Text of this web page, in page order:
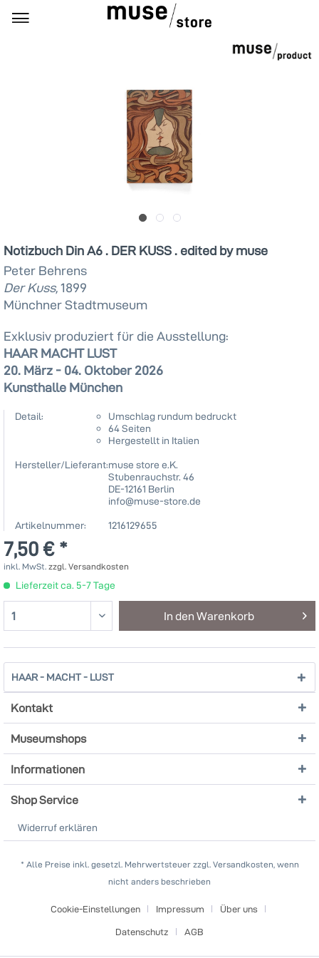
Notizbuch Din A6 . DER KUSS . edited by muse
Peter Behrens
Der Kuss,1899
Münchner Stadtmuseum
Exklusiv produziert für die Ausstellung:
HAAR MACHT LUST
20. März - 04. Oktober 2026
Kunsthalle München
Detail:
Umschlag rundum bedruckt
64 Seiten
Hergestellt in Italien
Hersteller/Lieferant:muse store e.K.
Stubenrauchstr. 46
DE-12161 Berlin
info@muse-store.de
Artikelnummer:
1216129655
7,50 € *
inkl. MwSt. zzgl. Versandkosten
Lieferzeit ca. 5-7 Tage
In den Warenkorb
HAAR - MACHT - LUST
Kontakt
Museumshops
Informationen
Shop Service
Widerruf erklären
* Alle Preise inkl. gesetzl. Mehrwertsteuer zzgl. Versandkosten, wenn
nicht anders beschrieben
Cookie-Einstellungen Impressum
Über uns
Datenschutz
AGB